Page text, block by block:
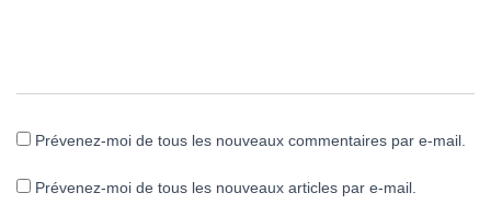
Prévenez-moi de tous les nouveaux commentaires par e-mail.
Prévenez-moi de tous les nouveaux articles par e-mail.